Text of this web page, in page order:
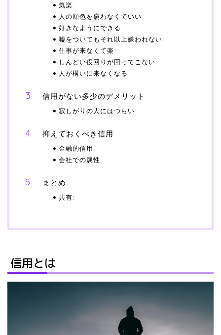
気楽
人の顔色を窺わなくていい
好きなようにできる
嘘をついてもそれ以上嫌われない
仕事が来なくて楽
しんどい役回りが回ってこない
人が構いに来なくなる
信用がない多少のデメリット
寂しがりの人にはつらい
抑えておくべき信用
金融的信用
会社での属性
まとめ
共有:
信用とは